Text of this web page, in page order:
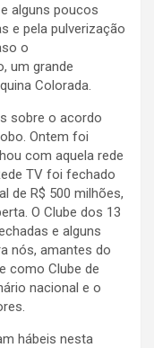
alguns poucos
e pela pulverização
o
um grande
Colorada.
sobre o acordo
Ontem foi
com aquela rede
TV foi fechado
de R$ 500 milhões,
O Clube dos 13
e alguns
nós, amantes do
como Clube de
nacional e o
hábeis nesta